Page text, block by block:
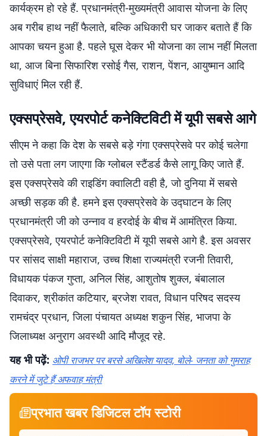
कार्यक्रम हो रहे हैं. प्रधानमंत्री-मुख्यमंत्री आवास योजना के लिए
अब गरीब हाथ नहीं फैलाते, बल्कि अधिकारी घर जाकर बताते हैं कि
आपका चयन हुआ है. पहले घूस देकर भी योजना का लाभ नहीं मिलता
था, आज बिना सिफारिश रसोई गैस, राशन, पेंशन, आयुष्मान आदि
सुविधाएं मिल रही हैं.
एक्सप्रेसवे, एयरपोर्ट कनेक्टिविटी में यूपी सबसे आगे
सीएम ने कहा कि देश के सबसे बड़े गंगा एक्सप्रेसवे पर कोई चलेगा
तो उसे पता लग जाएगा कि ग्लोबल स्टैंडर्ड कैसे लागू किए जाते हैं.
इस एक्सप्रेसवे की राइडिंग क्वालिटी वही है, जो दुनिया में सबसे
अच्छी सड़क की है. हमने इस एक्सप्रेसवे के उद्घाटन के लिए
प्रधानमंत्री जी को उन्नाव व हरदोई के बीच में आमंत्रित किया.
एक्सप्रेसवे, एयरपोर्ट कनेक्टिविटी में यूपी सबसे आगे है. इस अवसर
पर सांसद साक्षी महाराज, उच्च शिक्षा राज्यमंत्री रजनी तिवारी,
विधायक पंकज गुप्ता, अनिल सिंह, आशुतोष शुक्ल, बंबालाल
दिवाकर, श्रीकांत कटियार, ब्रजेश रावत, विधान परिषद सदस्य
रामचंद्र प्रधान, जिला पंचायत अध्यक्ष शकुन सिंह, भाजपा के
जिलाध्यक्ष अनुराग अवस्थी आदि मौजूद रहे.
यह भी पढ़ें: ओपी राजभर पर बरसे अखिलेश यादव, बोले- जनता को गुमराह
करने में जुटे हैं अफवाह मंत्री
प्रभात खबर डिजिटल टॉप स्टोरी